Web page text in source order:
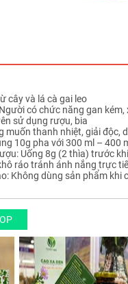
cây và lá cà gai leo
có chức năng gan kém,
sử dụng rượu, bia
muốn thanh nhiệt, giải độc,
10g pha với 300 ml –
Uống 8g (2 thìa) trước
ráo tránh ánh nắng trực
Không dùng sản phẩm khi